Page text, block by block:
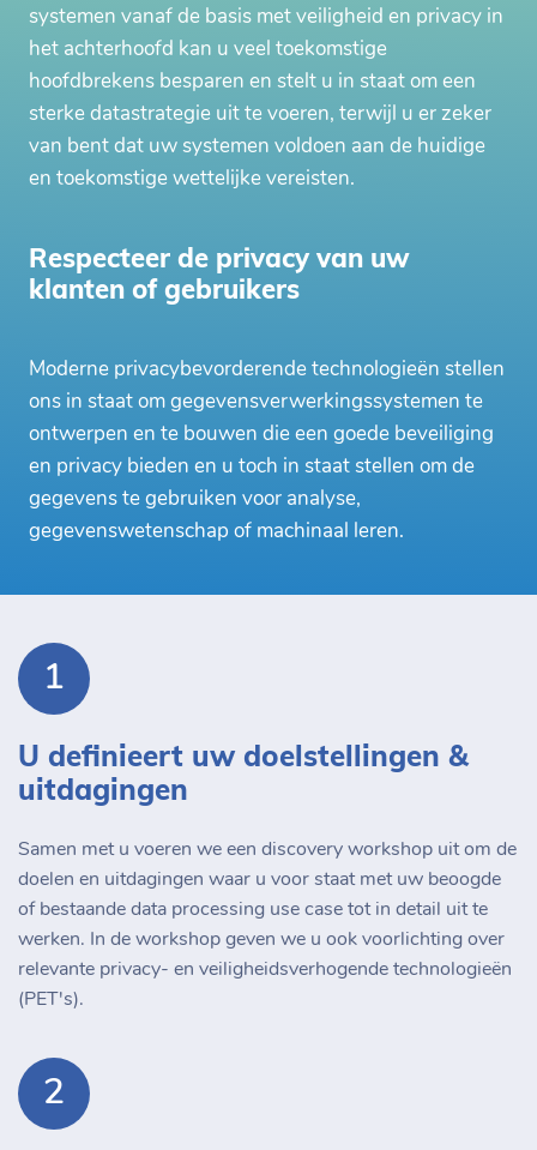
systemen vanaf de basis met veiligheid en privacy in
het achterhoofd kan u veel toekomstige
hoofdbrekens besparen en stelt u in staat om een
sterke datastrategie uit te voeren, terwijl u er zeker
van bent dat uw systemen voldoen aan de huidige
en toekomstige wettelijke vereisten.
Respecteer de privacy van uw
klanten of gebruikers
Moderne privacybevorderende technologieën stellen
ons in staat om gegevensverwerkingssystemen te
ontwerpen en te bouwen die een goede beveiliging
en privacy bieden en u toch in staat stellen om de
gegevens te gebruiken voor analyse,
gegevenswetenschap of machinaal leren.
1
U definieert uw doelstellingen &
uitdagingen
Samen met u voeren we een discovery workshop uit om de
doelen en uitdagingen waar u voor staat met uw beoogde
of bestaande data processing use case tot in detail uit te
werken. In de workshop geven we u ook voorlichting over
relevante privacy- en veiligheidsverhogende technologieën
(PET's).
2